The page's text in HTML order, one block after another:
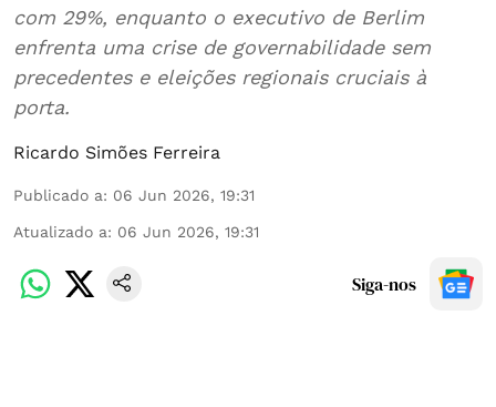
com 29%, enquanto o executivo de Berlim
enfrenta uma crise de governabilidade sem
precedentes e eleições regionais cruciais à
porta.
Ricardo Simões Ferreira
Publicado a: 06 Jun 2026, 19:31
Atualizado a: 06 Jun 2026, 19:31
Siga-nos